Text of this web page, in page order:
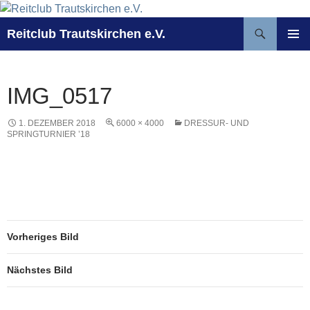
Zum
springen
Reitclub Trautskirchen e.V.
IMG_0517
1. DEZEMBER 2018 6000 × 4000
DRESSUR- UND
SPRINGTURNIER ’18
Vorheriges Bild
Nächstes Bild